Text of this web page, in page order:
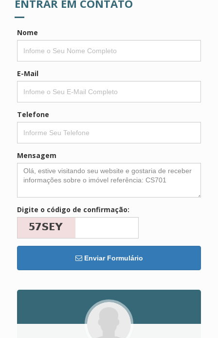
ENTRAR EM CONTATO
Nome
E-Mail
Telefone
Mensagem
Digite o código de confirmação:
Enviar Formulário